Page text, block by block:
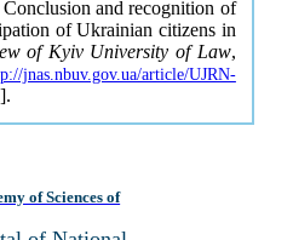
and recognition of
of Ukrainian citizens in
of Kyiv University of Law,
jnas.nbuv.gov.ua/article/UJRN-
of Sciences of